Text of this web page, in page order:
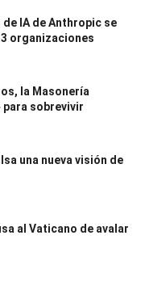
IA de Anthropic se
organizaciones
la Masonería
para sobrevivir
una nueva visión de
al Vaticano de avalar